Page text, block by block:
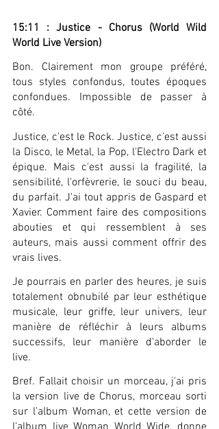
15:11 : Justice - Chorus (World Wild
World Live Version)
Bon. Clairement mon groupe préféré,
tous styles confondus, toutes époques
confondues. Impossible de passer à
côté.
Justice, c'est le Rock. Justice, c'est aussi
la Disco, le Metal, la Pop, l'Electro Dark et
épique. Mais c'est aussi la fragilité, la
sensibilité, l'orfèvrerie, le souci du beau,
du parfait. J'ai tout appris de Gaspard et
Xavier. Comment faire des compositions
abouties et qui ressemblent à ses
auteurs, mais aussi comment offrir des
vrais lives.
Je pourrais en parler des heures, je suis
totalement obnubilé par leur esthétique
musicale, leur griffe, leur univers, leur
manière de réfléchir à leurs albums
successifs, leur manière d'aborder le
live.
Bref. Fallait choisir un morceau, j'ai pris
la version live de Chorus, morceau sorti
sur l'album Woman, et cette version de